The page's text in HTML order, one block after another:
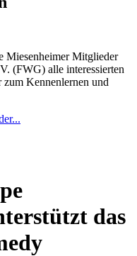
Miesenheimer Mitglieder
(FWG) alle interessierten
Kennenlernen und
das